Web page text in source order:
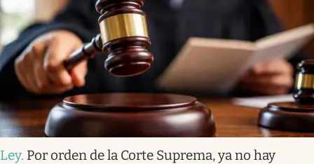
Ley. Por orden de la Corte Suprema, ya no hay